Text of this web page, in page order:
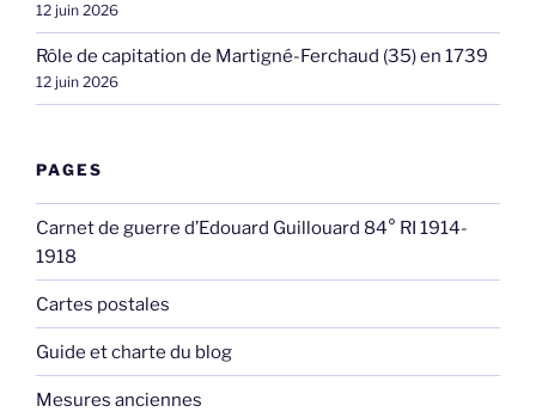
12 juin 2026
Rôle de capitation de Martigné-Ferchaud (35) en 1739
12 juin 2026
PAGES
Carnet de guerre d’Edouard Guillouard 84° RI 1914-
1918
Cartes postales
Guide et charte du blog
Mesures anciennes